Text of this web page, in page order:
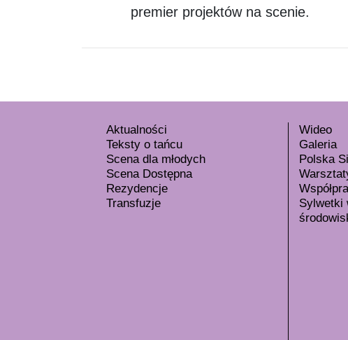
premier projektów na scenie.
Aktualności
Teksty o tańcu
Scena dla młodych
Scena Dostępna
Rezydencje
Transfuzje
Wideo
Galeria
Polska
Sylwetki